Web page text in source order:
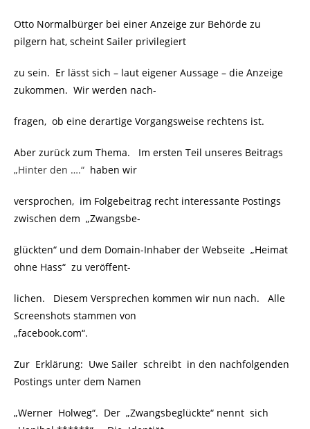
Otto Normalbürger bei einer Anzeige zur Behörde zu
pilgern hat, scheint Sailer privilegiert
zu sein. Er lässt sich – laut eigener Aussage – die Anzeige
zukommen. Wir werden nach-
fragen, ob eine derartige Vorgangsweise rechtens ist.
Aber zurück zum Thema. Im ersten Teil unseres Beitrags
„Hinter den ….“ haben wir
versprochen, im Folgebeitrag recht interessante Postings
zwischen dem „Zwangsbe-
glückten“ und dem Domain-Inhaber der Webseite „Heimat
ohne Hass“ zu veröffent-
lichen. Diesem Versprechen kommen wir nun nach. Alle
Screenshots stammen von
„facebook.com“.
Zur Erklärung: Uwe Sailer schreibt in den nachfolgenden
Postings unter dem Namen
„Werner Holweg“. Der „Zwangsbeglückte“ nennt sich